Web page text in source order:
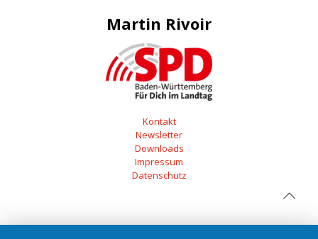
Martin Rivoir
Kontakt
Newsletter
Downloads
Impressum
Datenschutz